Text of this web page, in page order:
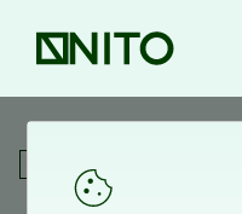
Forsiden
NITO Intro
For tillitsvalgte